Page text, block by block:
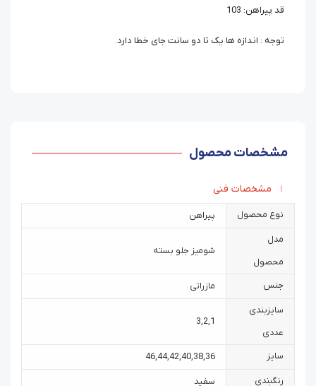
قد پیراهن: 103
توجه : اندازه ها یک تا دو سانت جای خطا دارد.
مشخصات محصول
مشخصات فنی
نوع محصول پیراهن
مدل
محصول
شومیز جلو بسته
جنس مازراتی
سایزبندی
عددی
1
,
2
,
3
سایز 36
,
38
,
40
,
42
,
44
,
46
رنگبندی سفید